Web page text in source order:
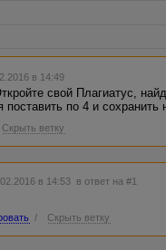
в 14:49
свой Плагиатус,
по 4 и сохранить
Скрыть ветку
в 14:53 в ответ на #1
/ Скрыть ветку